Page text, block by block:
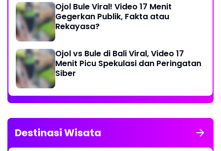
Ojol Bule Viral! Video 17 Menit
Gegerkan Publik, Fakta atau
Rekayasa?
Ojol vs Bule di Bali Viral, Video 17
Menit Picu Spekulasi dan Peringatan
Siber
Destinasi Wisata